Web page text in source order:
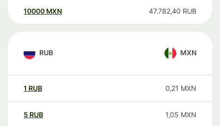
10000 MXN 47.782,40 RUB
RUB MXN
1 RUB 0,21 MXN
5 RUB 1,05 MXN